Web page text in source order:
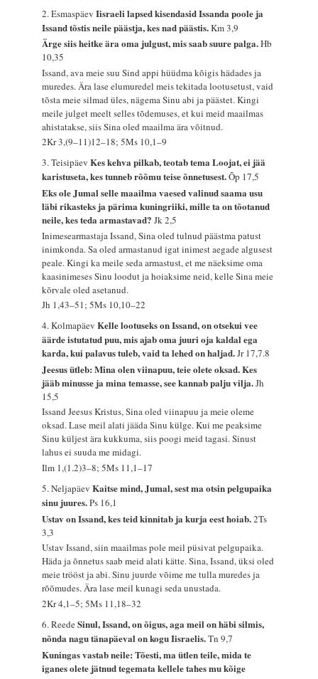
2. EsmaspäevIisraeli lapsed kisendasid Issanda poole ja
Issand tõstis neile päästja, kes nad päästis.Km 3,9
Ärge siis heitke ära oma julgust, mis saab suure palga.Hb
10,35
Issand, ava meie suu Sind appi hüüdma kõigis hädades ja
muredes. Ära lase elumuredel meis tekitada lootusetust, vaid
tõsta meie silmad üles, nägema Sinu abi ja päästet. Kingi
meile julget meelt selles tõdemuses, et kui meid maailmas
ahistatakse, siis Sina oled maailma ära võitnud.
2Kr 3,(9–11)12–18; 5Ms 10,1–9
3. TeisipäevKes kehva pilkab, teotab tema Loojat, ei jää
karistuseta, kes tunneb rõõmu teise õnnetusest.Õp 17,5
Eks ole Jumal selle maailma vaesed valinud saama usu
läbi rikasteks ja pärima kuningriiki, mille ta on tõotanud
neile, kes teda armastavad?Jk 2,5
Inimesearmastaja Issand, Sina oled tulnud päästma patust
inimkonda. Sa oled armastanud igat inimest aegade algusest
peale. Kingi ka meile seda armastust, et me näeksime oma
kaasinimeses Sinu loodut ja hoiaksime neid, kelle Sina meie
kõrvale oled asetanud.
Jh 1,43–51; 5Ms 10,10–22
4. KolmapäevKelle lootuseks on Issand, on otsekui vee
äärde istutatud puu, mis ajab oma juuri oja kaldal ega
karda, kui palavus tuleb, vaid ta lehed on haljad.Jr 17,7.8
Jeesus ütleb: Mina olen viinapuu, teie olete oksad. Kes
jääb minusse ja mina temasse, see kannab palju vilja.Jh
15,5
Issand Jeesus Kristus, Sina oled viinapuu ja meie oleme
oksad. Lase meil alati jääda Sinu külge. Kui me peaksime
Sinu küljest ära kukkuma, siis poogi meid tagasi. Sinust
lahus ei suuda me midagi.
Ilm 1,(1.2)3–8; 5Ms 11,1–17
5. NeljapäevKaitse mind, Jumal, sest ma otsin pelgupaika
sinu juures.Ps 16,1
Ustav on Issand, kes teid kinnitab ja kurja eest hoiab.2Ts
3,3
Ustav Issand, siin maailmas pole meil püsivat pelgupaika.
Häda ja õnnetus saab meid alati kätte. Sina, Issand, üksi oled
meie trööst ja abi. Sinu juurde võime me tulla muredes ja
rõõmudes. Ära lase meil kunagi seda unustada.
2Kr 4,1–5; 5Ms 11,18–32
6. ReedeSinul, Issand, on õigus, aga meil on häbi silmis,
nõnda nagu tänapäeval on kogu Iisraelis.Tn 9,7
Kuningas vastab neile: Tõesti, ma ütlen teile, mida te
iganes olete jätnud tegemata kellele tahes mu kõige